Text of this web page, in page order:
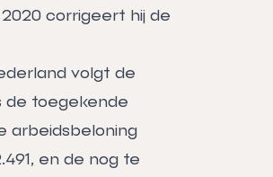
corrigeert hij de
volgt de
de toegekende
arbeidsbeloning
en de nog te